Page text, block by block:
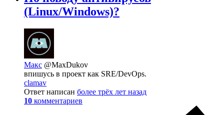
(Linux/Windows)?
Макс @MaxDukov
впишусь в проект как SRE/DevOps.
clamav
Ответ написан более трёх лет назад
10 комментариев